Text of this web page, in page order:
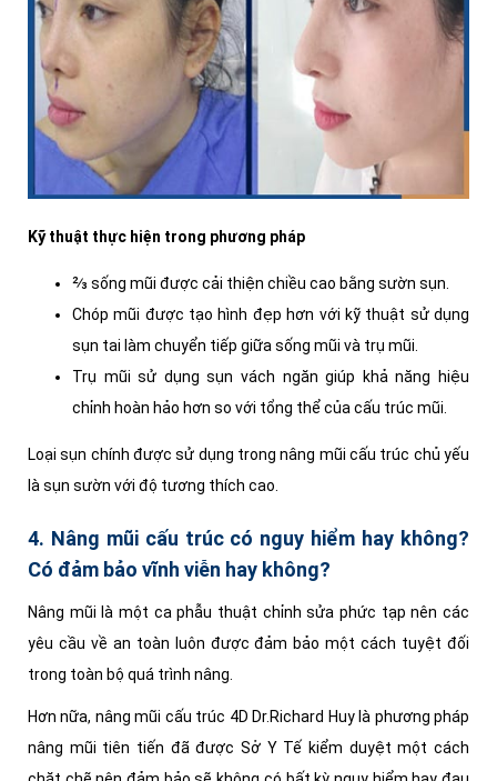
Kỹ thuật thực hiện trong phương pháp
⅔ sống mũi được cải thiện chiều cao bằng sườn sụn.
Chóp mũi được tạo hình đẹp hơn với kỹ thuật sử dụng
sụn tai làm chuyển tiếp giữa sống mũi và trụ mũi.
Trụ mũi sử dụng sụn vách ngăn giúp khả năng hiệu
chỉnh hoàn hảo hơn so với tổng thể của cấu trúc mũi.
Loại sụn chính được sử dụng trong nâng mũi cấu trúc chủ yếu
là sụn sườn với độ tương thích cao.
4. Nâng mũi cấu trúc có nguy hiểm hay không?
Có đảm bảo vĩnh viễn hay không?
Nâng mũi là một ca phẫu thuật chỉnh sửa phức tạp nên các
yêu cầu về an toàn luôn được đảm bảo một cách tuyệt đối
trong toàn bộ quá trình nâng.
Hơn nữa, nâng mũi cấu trúc 4D Dr.Richard Huy là phương pháp
nâng mũi tiên tiến đã được Sở Y Tế kiểm duyệt một cách